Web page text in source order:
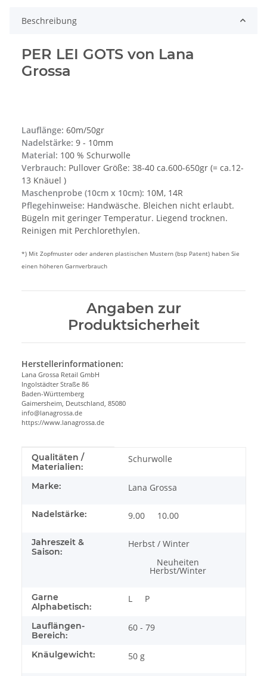
Beschreibung
PER LEI GOTS von Lana
Grossa
Lauflänge: 60m/50gr
Nadelstärke: 9 - 10mm
Material: 100 % Schurwolle
Verbrauch: Pullover Größe: 38-40 ca.600-650gr (= ca.12-
13 Knäuel )
Maschenprobe (10cm x 10cm): 10M, 14R
Pflegehinweise: Handwäsche. Bleichen nicht erlaubt.
Bügeln mit geringer Temperatur. Liegend trocknen.
Reinigen mit Perchlorethylen.
*) Mit Zopfmuster oder anderen plastischen Mustern (bsp Patent) haben Sie
einen höheren Garnverbrauch
Angaben zur
Produktsicherheit
Herstellerinformationen:
Lana Grossa Retail GmbH
Ingolstädter Straße 86
Baden-Württemberg
Gaimersheim, Deutschland, 85080
info@lanagrossa.de
https://www.lanagrossa.de
Produkteigenschaft
Wert
Qualitäten /
Materialien:
Schurwolle
Marke: Lana Grossa
Nadelstärke: 9.00 10.00
Jahreszeit &
Saison:
Herbst / Winter
Neuheiten
Herbst/Winter
Garne
Alphabetisch:
L P
Lauflängen-
Bereich:
60 - 79
Knäulgewicht: 50 g